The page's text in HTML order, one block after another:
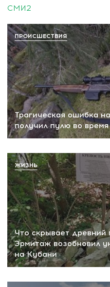
СМИ2
Трагическая ошибка
получил пулю во
ПРОИСШЕСТВИЯ
Что скрывает древний
Эрмитаж возобновил
на Кубани
ЖИЗНЬ